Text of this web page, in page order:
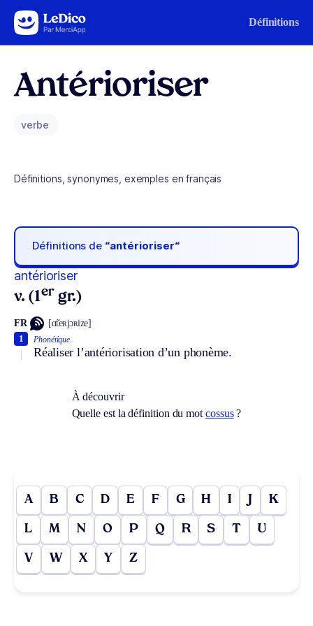
Aller au contenu Définitions
Antérioriser
verbe
Définitions, synonymes, exemples en français
Définitions de “antérioriser“
antérioriser
v. (1er gr.)
FR [ɑ̃teʀjɔʀize]
Phonétique.
Réaliser l’antériorisation d’un phonème.
1
À découvrir
Quelle est la définition du motcossus?
A B C D E F G H I J K
L M N O P Q R S T U
V W X Y Z